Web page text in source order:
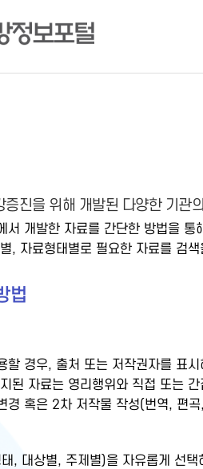
진을 위해 개발된 다양한 기관
서 개발한 자료를 간단한 방법을
, 자료형태별로 필요한 자료를 검
법
할 경우, 출처 또는 저작권자를 표
된 자료는 영리행위와 직접 또는
경 혹은 2차 저작물 작성(번역, 편
, 대상별, 주제별)을 자유롭게 선